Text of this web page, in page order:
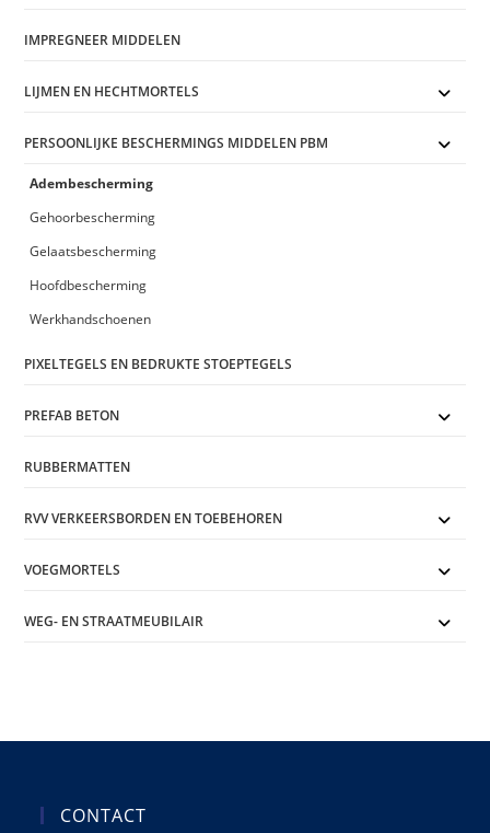
IMPREGNEER MIDDELEN
LIJMEN EN HECHTMORTELS
PERSOONLIJKE BESCHERMINGS MIDDELEN PBM
Adembescherming
Gehoorbescherming
Gelaatsbescherming
Hoofdbescherming
Werkhandschoenen
PIXELTEGELS EN BEDRUKTE STOEPTEGELS
PREFAB BETON
RUBBERMATTEN
RVV VERKEERSBORDEN EN TOEBEHOREN
VOEGMORTELS
WEG- EN STRAATMEUBILAIR
CONTACT